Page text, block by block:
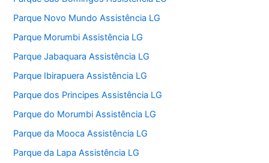
Parque Novo Mundo Assistência LG
Parque Morumbi Assistência LG
Parque Jabaquara Assistência LG
Parque Ibirapuera Assistência LG
Parque dos Principes Assistência LG
Parque do Morumbi Assistência LG
Parque da Mooca Assistência LG
Parque da Lapa Assistência LG